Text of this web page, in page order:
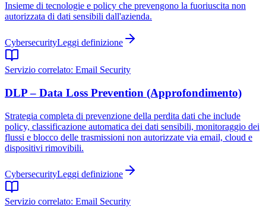
Insieme di tecnologie e policy che prevengono la fuoriuscita non
autorizzata di dati sensibili dall'azienda.
CybersecurityLeggi definizione
Servizio correlato: Email Security
DLP – Data Loss Prevention (Approfondimento)
Strategia completa di prevenzione della perdita dati che include
policy, classificazione automatica dei dati sensibili, monitoraggio dei
flussi e blocco delle trasmissioni non autorizzate via email, cloud e
dispositivi rimovibili.
CybersecurityLeggi definizione
Servizio correlato: Email Security